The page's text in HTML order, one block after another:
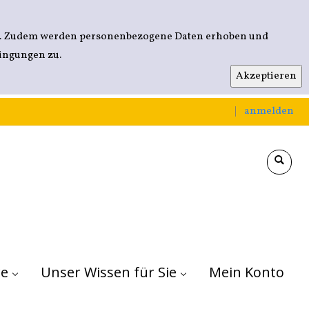
werden personenbezogene Daten erhoben und
zu.
anmelden
Für Kitas
Für Grundschulen
Für weiterführende Schulen
Unser Wissen für Sie Mein Konto